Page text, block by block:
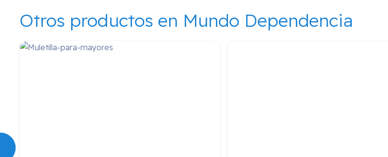
Otros productos en Mundo Dependencia